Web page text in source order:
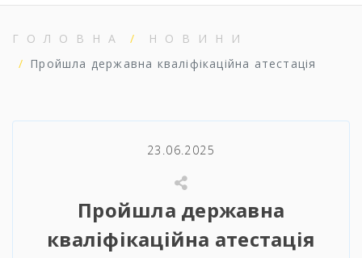
ГОЛОВНА
НОВИНИ
Пройшла державна кваліфікаційна атестація
23.06.2025
Пройшла державна
кваліфікаційна атестація